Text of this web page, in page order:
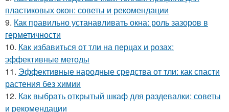
пластиковых окон: советы и рекомендации
9. Как правильно устанавливать окна: роль зазоров в
герметичности
10. Как избавиться от тли на перцах и розах:
эффективные методы
11. Эффективные народные средства от тли: как спасти
растения без химии
12. Как выбрать открытый шкаф для раздевалки: советы
и рекомендации